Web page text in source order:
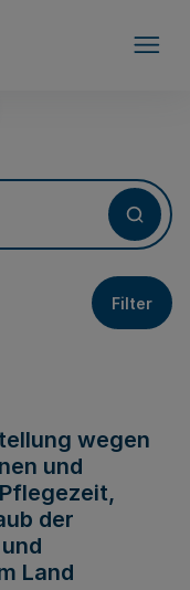
Filter
wegen
und
der
Land